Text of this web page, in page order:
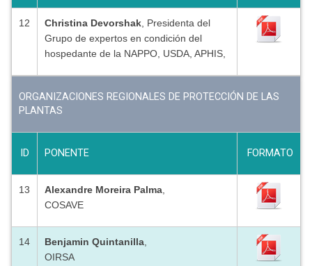
12 Christina Devorshak , Presidenta del
Grupo de expertos en condición del
hospedante de la NAPPO, USDA, APHIS,
ORGANIZACIONES REGIONALES DE PROTECCIÓN DE LAS
PLANTAS
ID PONENTE FORMATO
13 Alexandre Moreira Palma
COSAVE
14 Benjamin Quintanilla
OIRSA